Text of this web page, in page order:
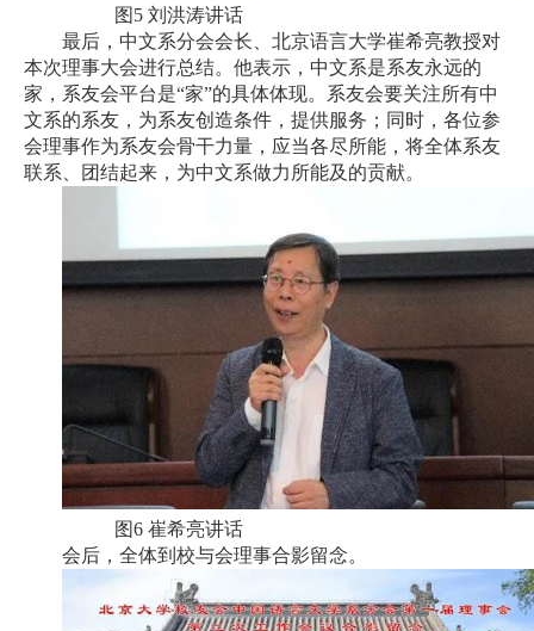
图5 刘洪涛讲话
最后，中文系分会会长、北京语言大学崔希亮教授对
本次理事大会进行总结。他表示，中文系是系友永远的
家，系友会平台是“家”的具体体现。系友会要关注所有中
文系的系友，为系友创造条件，提供服务；同时，各位参
会理事作为系友会骨干力量，应当各尽所能，将全体系友
联系、团结起来，为中文系做力所能及的贡献。
图6 崔希亮讲话
会后，全体到校与会理事合影留念。